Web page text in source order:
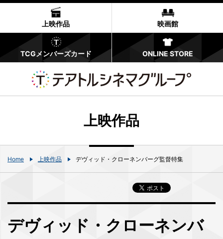
上映作品 映画館
TCGメンバーズカード ONLINE STORE
上映作品
Home 上映作品 デヴィッド・クローネンバーグ監督特集
デヴィッド・クローネンバ